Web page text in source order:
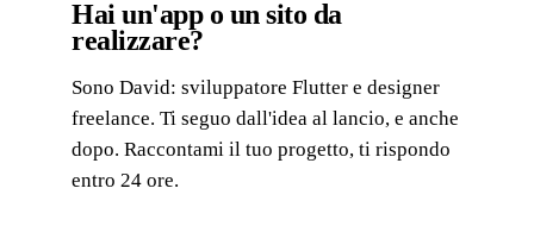
Hai un'app o un sito da
realizzare?
Sono David: sviluppatore Flutter e designer
freelance. Ti seguo dall'idea al lancio, e anche
dopo. Raccontami il tuo progetto, ti rispondo
entro 24 ore.